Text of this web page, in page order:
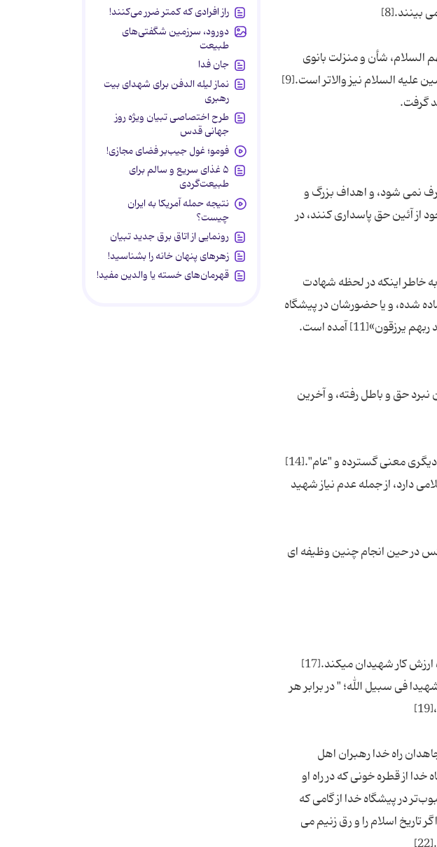
راز افرادی که کمتر ضرر می‌کنند!
دورود، سرزمین شگفتی‌های
طبیعت
جان فدا
نماز لیله الدفن برای شهدای بیت
رهبری
طرح اختصاصی تبیان ویژه روز
جهانی قدس
فومو؛ غول جیب‌بر فضای مجازی!
۵ غذای سریع و سالم برای
طبیعت‌گردی
نتیجه حمله آمریکا به ایران
چیست؟
رونمایی از اتاق برق جدید تبیان
زهرهای پنهان خانه را بشناسید!
قهرمان‌های خسته یا والدین مفید!